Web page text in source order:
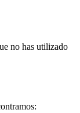
no has utilizado